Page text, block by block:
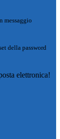
messaggio
della password
elettronica!